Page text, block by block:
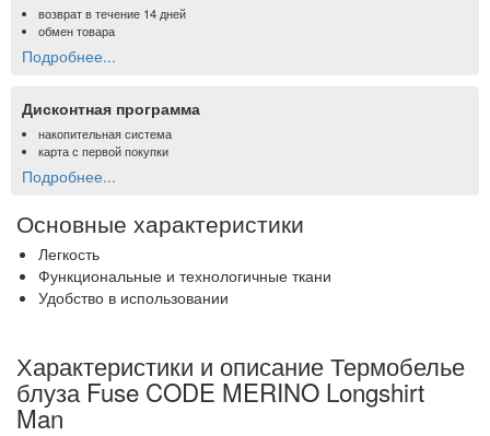
возврат в течение 14 дней
обмен товара
Подробнее...
Дисконтная программа
накопительная система
карта с первой покупки
Подробнее...
Основные характеристики
Легкость
Функциональные и технологичные ткани
Удобство в использовании
Характеристики и описание Термобелье
блуза Fuse CODE MERINO Longshirt
Man